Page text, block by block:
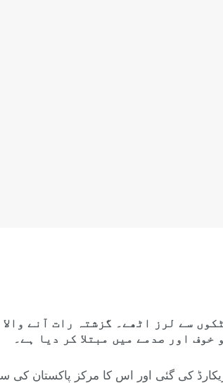
سے لرز اٹھے۔ گزشتہ رات آنے
اور صدمے میں مبتلا کر دیا ہے۔
ریسرچ سینٹر فار جیوسائنسز کے مطابق تازہ زلزلے کی شدت 6.2 ریکارڈ